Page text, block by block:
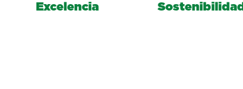
Excelencia Sostenibilidad